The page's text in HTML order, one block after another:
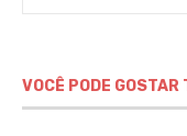
VOCÊ PODE GOSTAR